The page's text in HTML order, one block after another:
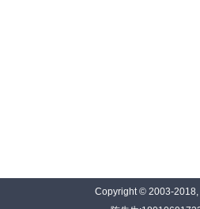
Copyright © 2003-2018,